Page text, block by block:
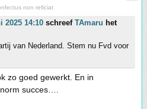
non reficiat
2025 14:10 schreef TAmaru het
van Nederland. Stem nu Fvd voor
zo goed gewerkt. En in
succes….